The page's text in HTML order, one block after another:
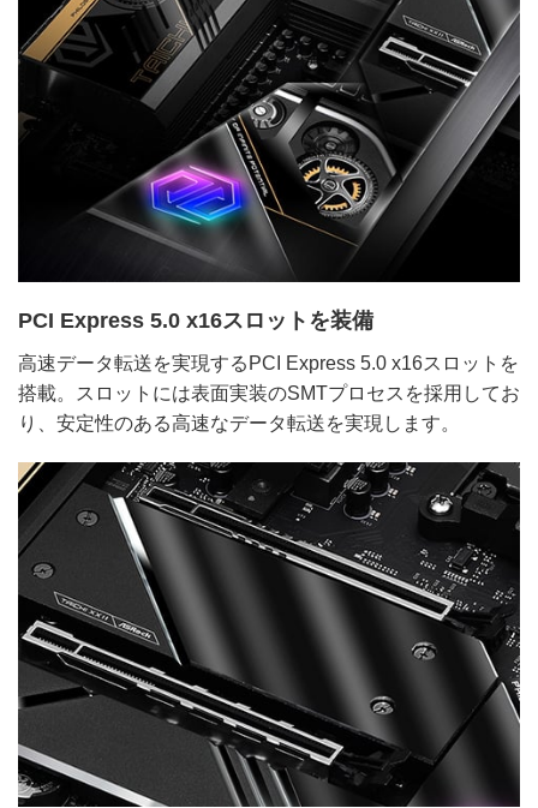
PCI Express 5.0 x16スロットを装備
高速データ転送を実現するPCI Express 5.0 x16スロットを
搭載。スロットには表面実装のSMTプロセスを採用してお
り、安定性のある高速なデータ転送を実現します。